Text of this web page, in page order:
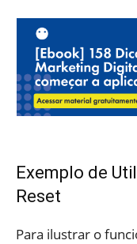
Exemplo de
Reset
Para ilustrar o